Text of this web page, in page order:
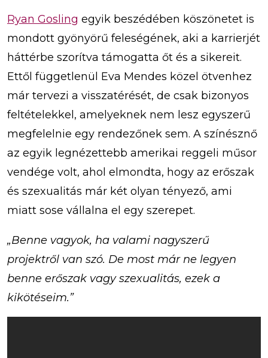
Ryan Gosling egyik beszédében köszönetet is
mondott gyönyörű feleségének, aki a karrierjét
háttérbe szorítva támogatta őt és a sikereit.
Ettől függetlenül Eva Mendes közel ötvenhez
már tervezi a visszatérését, de csak bizonyos
feltételekkel, amelyeknek nem lesz egyszerű
megfelelnie egy rendezőnek sem. A színésznő
az egyik legnézettebb amerikai reggeli műsor
vendége volt, ahol elmondta, hogy az erőszak
és szexualitás már két olyan tényező, ami
miatt sose vállalna el egy szerepet.
„Benne vagyok, ha valami nagyszerű
projektről van szó. De most már ne legyen
benne erőszak vagy szexualitás, ezek a
kikötéseim.”